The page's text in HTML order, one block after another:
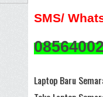
SMS/
Laptop Baru